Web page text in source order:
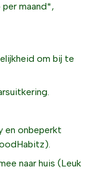
maand*,
om bij te
en onbeperkt
naar huis (Leuk